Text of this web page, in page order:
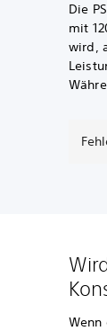
Die
mit
wird,
Wenn